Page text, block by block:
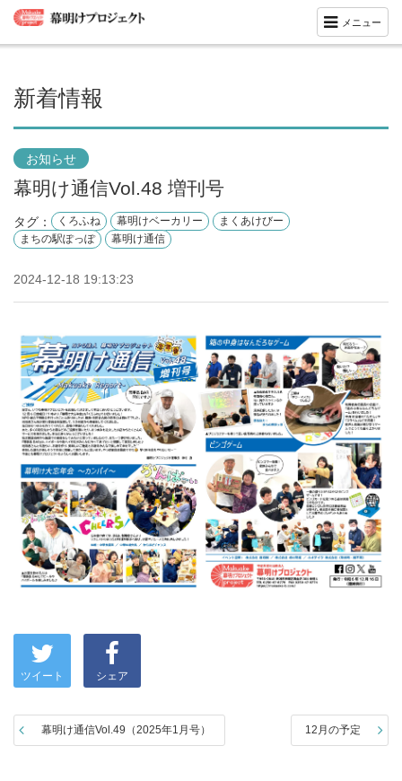
メニュー
新着情報
お知らせ
幕明け通信Vol.48 増刊号
タグ： くろふね 幕明けベーカリー
まくあけびー
まちの駅ぽっぽ
幕明け通信
2024-12-18 19:13:23
ツイート シェア
12月の予定
幕明け通信Vol.49（2025年1月号）